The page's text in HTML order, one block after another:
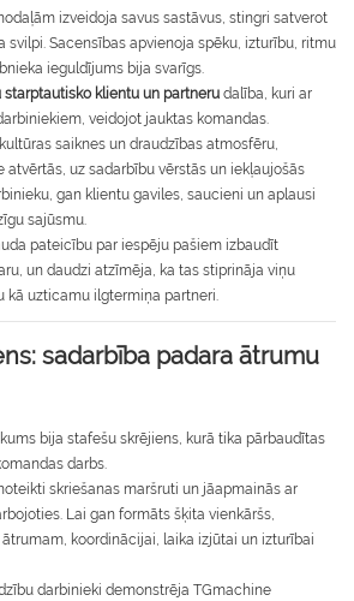
izveidoja savus sastāvus, stingri satverot
svilpi. Sacensības apvienoja spēku, izturību, ritmu
ieguldījums bija svarīgs.
starptautisko klientu un partneru dalība, kuri ar
veidojot jauktas komandas.
saiknes un draudzības atmosfēru,
uz sadarbību vērstās un iekļaujošās
gan klientu gaviles, saucieni un aplausi
sajūsmu.
pateicību par iespēju pašiem izbaudīt
un daudzi atzīmēja, ka tas stiprināja viņu
kā uzticamu ilgtermiņa partneri.
sadarbība padara ātrumu
bija stafešu skrējiens, kurā tika pārbaudītas
darbs.
skriešanas maršruti un jāapmainās ar
Lai gan formāts šķita vienkāršs,
koordinācijai, laika izjūtai un izturībai
darbinieki demonstrēja TGmachine